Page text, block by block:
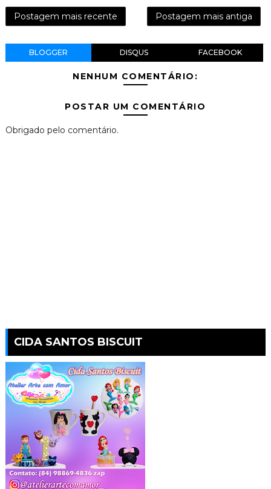
Postagem mais recente Postagem mais antiga
BLOGGER DISQUS FACEBOOK
NENHUM COMENTÁRIO:
POSTAR UM COMENTÁRIO
Obrigado pelo comentário.
CIDA SANTOS BISCUIT